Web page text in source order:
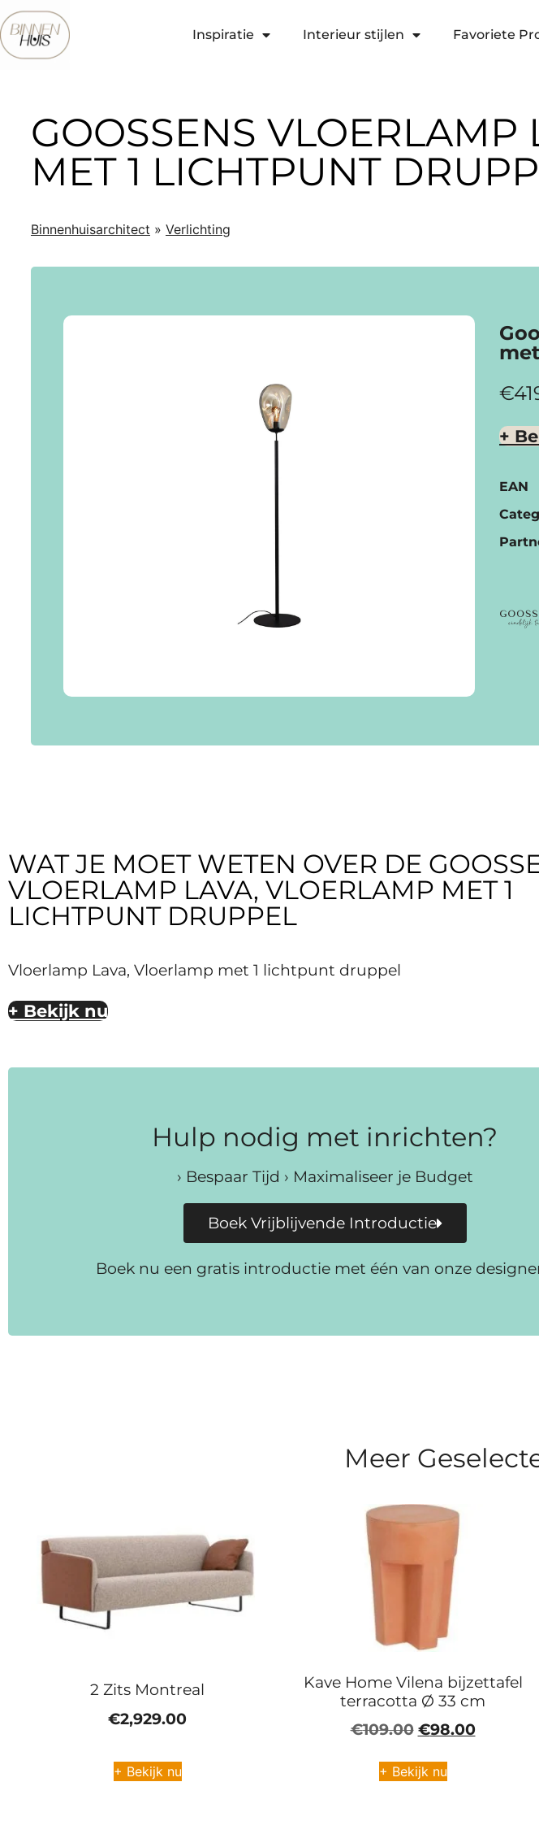
Inspiratie Interieur stijlen Favoriete
GOOSSENS VLOERLAMP
MET 1 LICHTPUNT
Binnenhuisarchitect » Verlichting
€
+
EAN
WAT JE MOET WETEN OVER DE
VLOERLAMP LAVA, VLOERLAMP MET 1
LICHTPUNT DRUPPEL
Vloerlamp Lava, Vloerlamp met 1 lichtpunt druppel
+ Bekijk nu
Hulp nodig met inrichten?
› Bespaar Tijd › Maximaliseer je Budget
Boek Vrijblijvende Introductie
Boek nu een gratis introductie met één van onze
Meer
2 Zits Montreal
€2,929.00
+ Bekijk nu
Kave Home Vilena bijzettafel
terracotta Ø 33 cm
€109.00 €98.00
+ Bekijk nu